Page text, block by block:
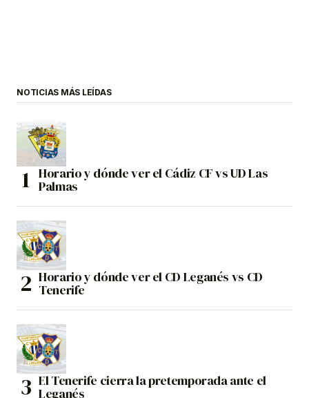
NOTICIAS MÁS LEÍDAS
Horario y dónde ver el Cádiz CF vs UD Las
Palmas
Horario y dónde ver el CD Leganés vs CD
Tenerife
El Tenerife cierra la pretemporada ante el
Leganés